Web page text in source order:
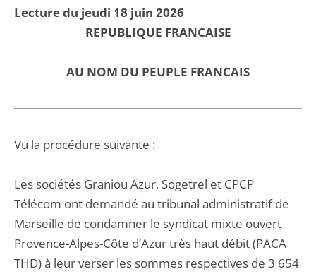
Lecture du jeudi 18 juin 2026
REPUBLIQUE FRANCAISE
AU NOM DU PEUPLE FRANCAIS
Vu la procédure suivante :
Les sociétés Graniou Azur, Sogetrel et CPCP
Télécom ont demandé au tribunal administratif de
Marseille de condamner le syndicat mixte ouvert
Provence-Alpes-Côte d’Azur très haut débit (PACA
THD) à leur verser les sommes respectives de 3 654